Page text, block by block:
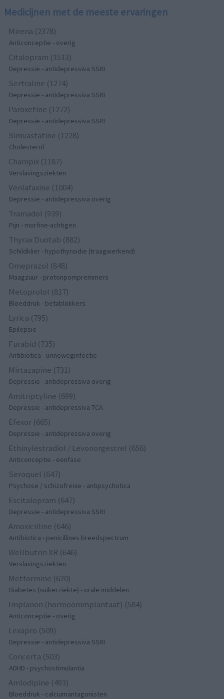
Medicijnen met de meeste ervaringen
Mirena (2378)
Anticonceptie - overig
Citalopram (1513)
Depressie - antidepressiva SSRI
Sertraline (1274)
Depressie - antidepressiva SSRI
Paroxetine (1272)
Depressie - antidepressiva SSRI
Simvastatine (1228)
Cholesterol
Champix (1187)
Verslavingsziekten
Venlafaxine (1004)
Depressie - antidepressiva overig
Tramadol (939)
Pijn - morfine-achtigen
Thyrax Duotab (882)
Schildklier - hypothyroidie (traagwerkend)
Omeprazol (848)
Maagzuur - protonpompremmers
Metoprolol (817)
Bloeddruk - betablokkers
Lyrica (795)
Epilepsie
Furabid (735)
Antibiotica - urineweginfectie
Mirtazapine (731)
Depressie - antidepressiva overig
Amitriptyline (699)
Depressie - antidepressiva TCA
Efexor (665)
Depressie - antidepressiva overig
Ethinylestradiol / Levonorgestrel (656)
Anticonceptie - eenfase
Seroquel (647)
Psychose / schizofrenie - antipsychotica
Escitalopram (647)
Depressie - antidepressiva SSRI
Amoxicilline (646)
Antibiotica - penicillines breedspectrum
Wellbutrin XR (646)
Verslavingsziekten
Metformine (620)
Diabetes (suikerziekte) - orale middelen
Implanon (hormoonimplantaat) (584)
Anticonceptie - overig
Lexapro (509)
Depressie - antidepressiva SSRI
Concerta (503)
ADHD - psychostimulantia
Amlodipine (493)
Bloeddruk - calciumantagonisten